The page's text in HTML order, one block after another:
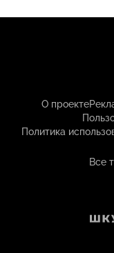
О проекте
Политика
Все